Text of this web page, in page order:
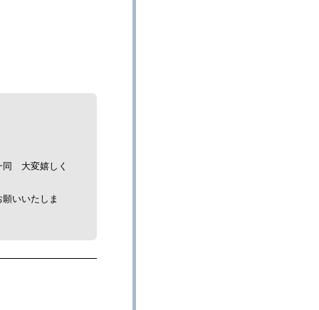
同 大変嬉しく
いいたしま